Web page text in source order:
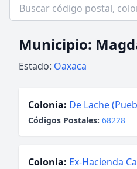
Municipio:
Estado: Oaxaca
Colonia: De Lache
Códigos Postales: 68228
Colonia: Ex-Hacienda